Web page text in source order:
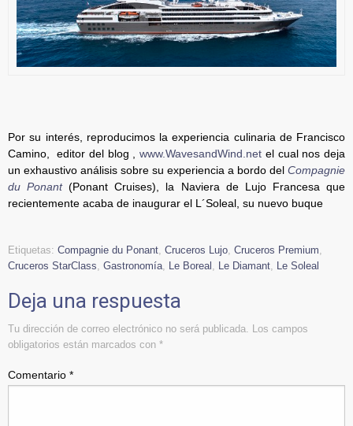
Por su interés, reproducimos la experiencia culinaria de Francisco
Camino, editor del blog ,www.WavesandWind.net el cual nos deja
un exhaustivo análisis sobre su experiencia a bordo del Compagnie
du Ponant(Ponant Cruises), la Naviera de Lujo Francesa que
recientemente acaba de inaugurar el L´Soleal, su nuevo buque
Etiquetas: Compagnie du Ponant, Cruceros Lujo, Cruceros Premium,
Cruceros StarClass, Gastronomía, Le Boreal , Le Diamant, Le Soleal
Deja una respuesta
Tu dirección de correo electrónico no será publicada. Los campos
obligatorios están marcados con *
Comentario *